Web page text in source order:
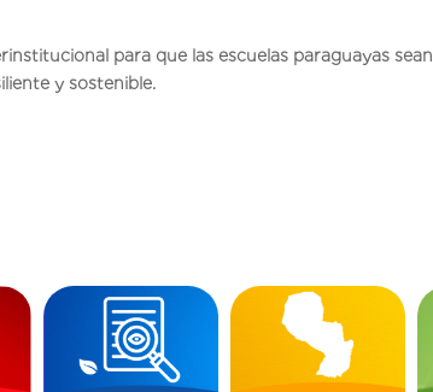
para que las escuelas paraguayas sean
y sostenible.